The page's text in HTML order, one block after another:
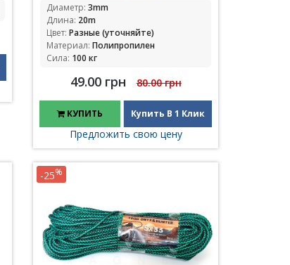
Диаметр:3mm
Длина: 20m
Цвет:Разные (уточняйте)
Материал:Полипропилен
Сила: 100 кг
49.00 грн 80.00 грн
КУПИТЬ Купить В 1 Клик
Предложить свою цену
-25%